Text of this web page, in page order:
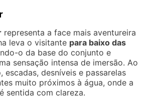
representa a face mais aventureira
leva o visitante para baixo das
o da base do conjunto e
sensação intensa de imersão. Ao
escadas, desníveis e passarelas
muito próximos à água, onde a
sentida com clareza.